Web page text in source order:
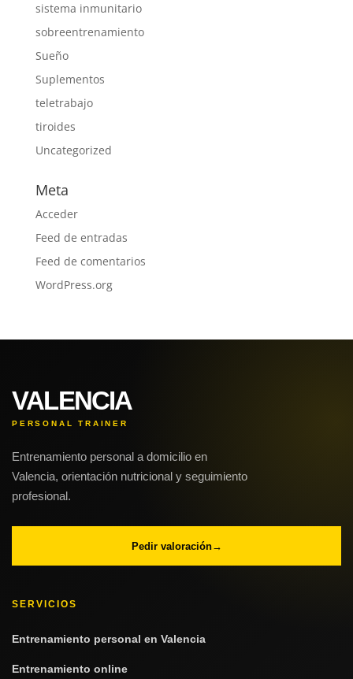
sistema inmunitario
sobreentrenamiento
Sueño
Suplementos
teletrabajo
tiroides
Uncategorized
Meta
Acceder
Feed de entradas
Feed de comentarios
WordPress.org
VALENCIA
PERSONAL TRAINER
Entrenamiento personal a domicilio en
Valencia, orientación nutricional y seguimiento
profesional.
Pedir valoración→
SERVICIOS
Entrenamiento personal en Valencia
Entrenamiento online